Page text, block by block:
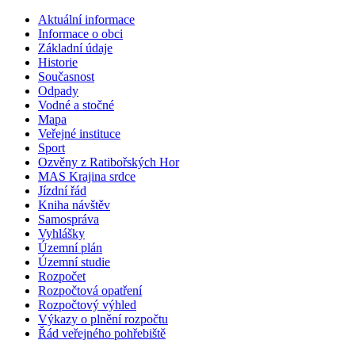
Aktuální informace
Informace o obci
Základní údaje
Historie
Současnost
Odpady
Vodné a stočné
Mapa
Veřejné instituce
Sport
Ozvěny z Ratibořských Hor
MAS Krajina srdce
Jízdní řád
Kniha návštěv
Samospráva
Vyhlášky
Územní plán
Územní studie
Rozpočet
Rozpočtová opatření
Rozpočtový výhled
Výkazy o plnění rozpočtu
Řád veřejného pohřebiště